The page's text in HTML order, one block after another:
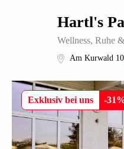
Hartl's
Wellness, Ruhe
Am Kurwald 10
Exklusiv bei uns -31